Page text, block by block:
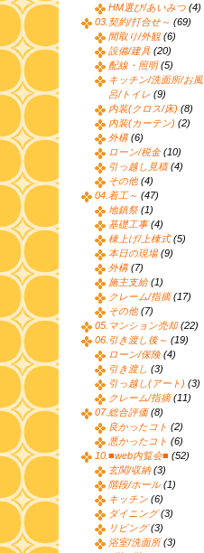
HM選び/あいみつ (4)
03.契約/打合せ～ (69)
間取り/外観 (6)
設備/建具 (20)
配線・照明(5)
キッチン/洗面所/お風
呂/トイレ (9)
内装(クロス/床) (8)
内装(カーテン) (2)
外構(6)
ローン/税金(10)
引っ越し見積(4)
その他 (4)
04.着工～ (47)
地鎮祭 (1)
基礎工事(4)
棟上げ/上棟式(5)
本日の現場(9)
外構(7)
施主支給(1)
クレーム/指摘(17)
その他 (7)
05.マンション売却(22)
06.引き渡し後～ (19)
ローン/保険(4)
引き渡し (3)
引っ越し(アート) (3)
クレーム/指摘(11)
07.総合評価(8)
良かったコト (2)
悪かったコト (6)
10.■web内覧会■ (52)
玄関/収納(3)
階段/ホール(1)
キッチン (6)
ダイニング(3)
リビング(3)
浴室/洗面所(3)